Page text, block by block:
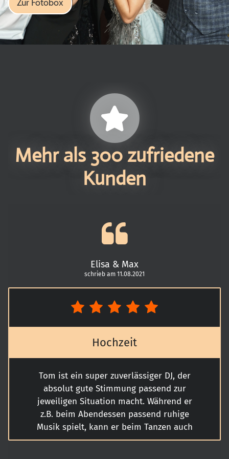
Zur Fotobox
Mehr als 300 zufriedene
Kunden
Elisa & Max
schrieb am 11.08.2021
Hochzeit
Tom ist ein super zuverlässiger DJ, der
absolut gute Stimmung passend zur
jeweiligen Situation macht. Während er
z.B. beim Abendessen passend ruhige
Musik spielt, kann er beim Tanzen auch
voll aufdrehen. Dabei beachtet er immer